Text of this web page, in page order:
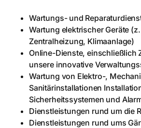
Wartungs- und
Wartung elektrischer Geräte (z.
Zentralheizung, Klimaanlage)
Online-Dienste, einschließlich
unsere innovative
Wartung von Elektro-,
Sanitärinstallationen
Sicherheitssystemen und
Dienstleistungen rund um die
Dienstleistungen rund ums